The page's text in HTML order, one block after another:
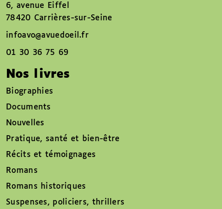
6, avenue Eiffel
78420 Carrières-sur-Seine
infoavo@avuedoeil.fr
01 30 36 75 69
Nos livres
Biographies
Documents
Nouvelles
Pratique, santé et bien-être
Récits et témoignages
Romans
Romans historiques
Suspenses, policiers, thrillers